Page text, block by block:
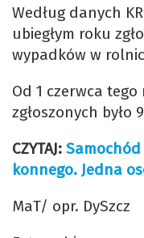
Według danych
ubiegłym roku
wypadków w
Od 1 czerwca
zgłoszonych było
CZYTAJ: Samochód
konnego. Jedna
MaT/ opr. DySzcz